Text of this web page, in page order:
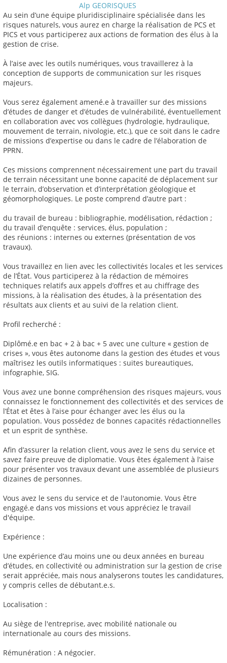
Alp GEORISQUES
Au sein d’une équipe pluridisciplinaire spécialisée dans les
risques naturels, vous aurez en charge la réalisation de PCS et
PICS et vous participerez aux actions de formation des élus à la
gestion de crise.
À l’aise avec les outils numériques, vous travaillerez à la
conception de supports de communication sur les risques
majeurs.
Vous serez également amené.e à travailler sur des missions
d’études de danger et d’études de vulnérabilité, éventuellement
en collaboration avec vos collègues (hydrologie, hydraulique,
mouvement de terrain, nivologie, etc.), que ce soit dans le cadre
de missions d’expertise ou dans le cadre de l’élaboration de
PPRN.
Ces missions comprennent nécessairement une part du travail
de terrain nécessitant une bonne capacité de déplacement sur
le terrain, d’observation et d’interprétation géologique et
géomorphologiques. Le poste comprend d’autre part :
du travail de bureau : bibliographie, modélisation, rédaction ;
du travail d’enquête : services, élus, population ;
des réunions : internes ou externes (présentation de vos
travaux).
Vous travaillez en lien avec les collectivités locales et les services
de l’État. Vous participerez à la rédaction de mémoires
techniques relatifs aux appels d’offres et au chiffrage des
missions, à la réalisation des études, à la présentation des
résultats aux clients et au suivi de la relation client.
Profil recherché :
Diplômé.e en bac + 2 à bac + 5 avec une culture « gestion de
crises », vous êtes autonome dans la gestion des études et vous
maîtrisez les outils informatiques : suites bureautiques,
infographie, SIG.
Vous avez une bonne compréhension des risques majeurs, vous
connaissez le fonctionnement des collectivités et des services de
l’État et êtes à l’aise pour échanger avec les élus ou la
population. Vous possédez de bonnes capacités rédactionnelles
et un esprit de synthèse.
Afin d’assurer la relation client, vous avez le sens du service et
savez faire preuve de diplomatie. Vous êtes également à l’aise
pour présenter vos travaux devant une assemblée de plusieurs
dizaines de personnes.
Vous avez le sens du service et de l'autonomie. Vous être
engagé.e dans vos missions et vous appréciez le travail
d'équipe.
Expérience :
Une expérience d’au moins une ou deux années en bureau
d’études, en collectivité ou administration sur la gestion de crise
serait appréciée, mais nous analyserons toutes les candidatures,
y compris celles de débutant.e.s.
Localisation :
Au siège de l'entreprise, avec mobilité nationale ou
internationale au cours des missions.
Rémunération : A négocier.